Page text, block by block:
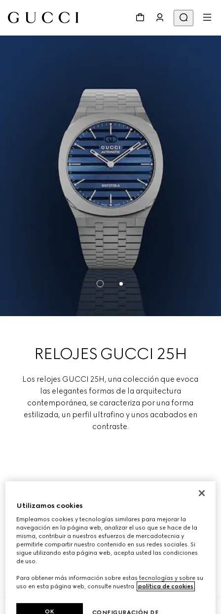
RELOJES GUCCI 25H
Los relojes GUCCI 25H, una colección que evoca
las elegantes formas de la arquitectura
contemporánea, se caracteriza por una forma
estilizada, un perfil ultrafino y unos acabados en
contraste.
Relojes
automáticos
DESCUBRIR MÁS
Relojes de
DESCUBRIR MÁS
Utilizamos cookies
Empleamos cookies y tecnologías similares para mejorar la
navegación en la página web, analizar el uso que se hace de la
misma, contribuir a nuestros esfuerzos de mercadotecnia y
permitirle compartir nuestro contenido en sus redes sociales. Si
sigue utilizando esta página web, acepta usted las condiciones
de uso.
Para obtener más información sobre estas tecnologías y sobre su
uso en esta página web, consulte nuestra
política de cookies.
CONFIGURACIÓN DE
OK